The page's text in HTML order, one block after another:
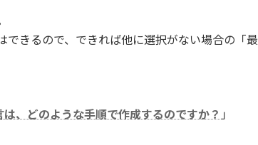
きるので、できれば他に選択がない場合の「最
、どのような手順で作成するのですか？ 」